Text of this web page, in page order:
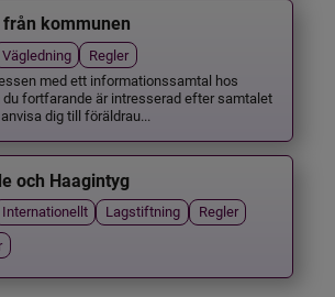
från kommunen
Vägledning
Regler
med ett informationssamtal hos
du fortfarande är intresserad efter samtalet
dig till föräldrau...
och Haagintyg
Internationellt Lagstiftning
Regler